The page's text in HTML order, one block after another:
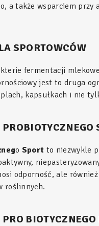
a także wsparciem
SPORTOWCÓW
fermentacji
jest to druga
kapsułkach i nie
o Sport to niezwykle
odporność, ale
roślinnych.